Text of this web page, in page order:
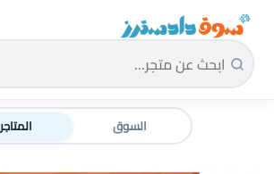
سوق دادسترز الرئيسية
السوق المتاجر